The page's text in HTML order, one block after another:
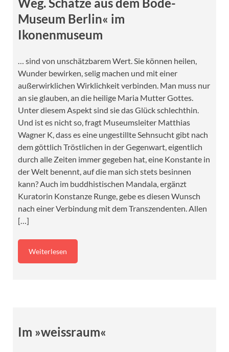
Museum Berlin« im
Ikonenmuseum
… sind von unschätzbarem Wert. Sie können heilen,
Wunder bewirken, selig machen und mit einer
außerwirklichen Wirklichkeit verbinden. Man muss nur
an sie glauben, an die heilige Maria Mutter Gottes.
Unter diesem Aspekt sind sie das Glück schlechthin.
Und ist es nicht so, fragt Museumsleiter Matthias
Wagner K, dass es eine ungestillte Sehnsucht gibt nach
dem göttlich Tröstlichen in der Gegenwart, eigentlich
durch alle Zeiten immer gegeben hat, eine Konstante in
der Welt benennt, auf die man sich stets besinnen
kann? Auch im buddhistischen Mandala, ergänzt
Kuratorin Konstanze Runge, gebe es diesen Wunsch
nach einer Verbindung mit dem Transzendenten. Allen
[…]
Weiterlesen
Im »weissraum«